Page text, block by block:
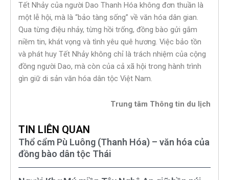
Tết Nhảy của người Dao Thanh Hóa không đơn thuần là
một lễ hội, mà là “bảo tàng sống” về văn hóa dân gian.
Qua từng điệu nhảy, từng hồi trống, đồng bào gửi gắm
niềm tin, khát vọng và tình yêu quê hương. Việc bảo tồn
và phát huy Tết Nhảy không chỉ là trách nhiệm của cộng
đồng người Dao, mà còn của cả xã hội trong hành trình
gìn giữ di sản văn hóa dân tộc Việt Nam.
Trung tâm Thông tin du lịch
TIN LIÊN QUAN
Thổ cẩm Pù Luông (Thanh Hóa) – văn hóa của
đồng bào dân tộc Thái